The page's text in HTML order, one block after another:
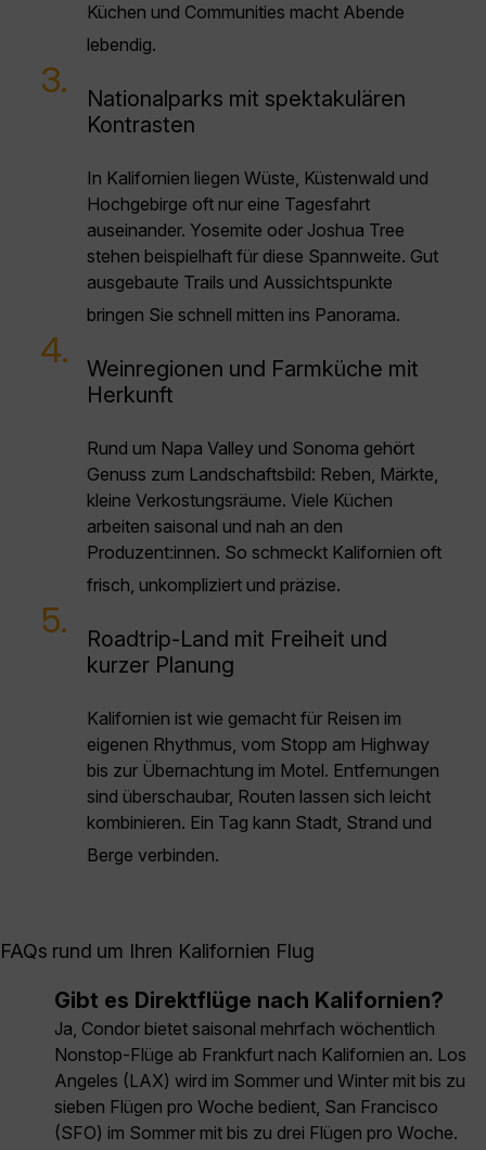
Küchen und Communities macht Abende
lebendig.
3.
Nationalparks mit spektakulären
Kontrasten
In Kalifornien liegen Wüste, Küstenwald und
Hochgebirge oft nur eine Tagesfahrt
auseinander. Yosemite oder Joshua Tree
stehen beispielhaft für diese Spannweite. Gut
ausgebaute Trails und Aussichtspunkte
bringen Sie schnell mitten ins Panorama.
4.
Weinregionen und Farmküche mit
Herkunft
Rund um Napa Valley und Sonoma gehört
Genuss zum Landschaftsbild: Reben, Märkte,
kleine Verkostungsräume. Viele Küchen
arbeiten saisonal und nah an den
Produzent:innen. So schmeckt Kalifornien oft
frisch, unkompliziert und präzise.
5.
Roadtrip-Land mit Freiheit und
kurzer Planung
Kalifornien ist wie gemacht für Reisen im
eigenen Rhythmus, vom Stopp am Highway
bis zur Übernachtung im Motel. Entfernungen
sind überschaubar, Routen lassen sich leicht
kombinieren. Ein Tag kann Stadt, Strand und
Berge verbinden.
FAQs rund um Ihren Kalifornien Flug
Gibt es Direktflüge nach Kalifornien?
Ja, Condor bietet saisonal mehrfach wöchentlich
Nonstop-Flüge ab Frankfurt nach Kalifornien an. Los
Angeles (LAX) wird im Sommer und Winter mit bis zu
sieben Flügen pro Woche bedient, San Francisco
(SFO) im Sommer mit bis zu drei Flügen pro Woche.